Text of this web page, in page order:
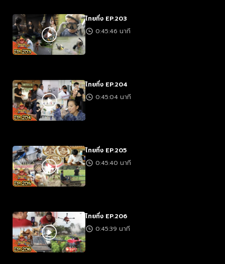
ไทยทึ่ง EP.203
0:45:46 นาที
ไทยทึ่ง EP.204
0:45:04 นาที
ไทยทึ่ง EP.205
0:45:40 นาที
ไทยทึ่ง EP.206
0:45:39 นาที